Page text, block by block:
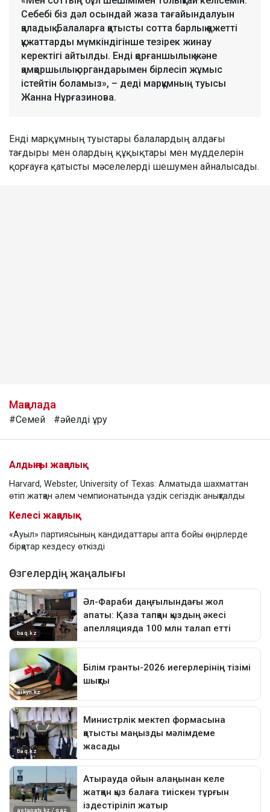
Себебі біз дәл осындай жаза тағайындалуын
қаладық. Балаларға қатысты сотта барлық қажетті
құжаттарды мүмкіндігінше тезірек жинау
керектігі айтылды. Енді қорғаншылық және
қамқоршылық органдарымен бірлесіп жұмыс
істейтін боламыз», – деді марқұмның туысы
Жанна Нұрғазинова.
Енді марқұмның туыстары балалардың алдағы
тағдыры мен олардың құқықтары мен мүдделерін
қорғауға қатысты мәселелерді шешумен айналысады.
Мақалада
#Семей #әйелді ұру
Алдыңғы жаңалық
Harvard, Webster, University of Texas: Алматыда шахматтан
өтіп жатқан әлем чемпионатында үздік сегіздік анықталды
Келесі жаңалық
«Ауыл» партиясының кандидаттары апта бойы өңірлерде
бірқатар кездесу өткізді